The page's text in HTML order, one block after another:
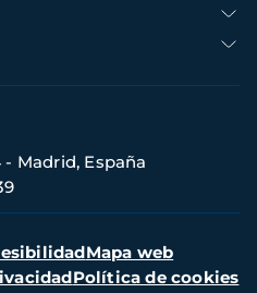
Madrid, España
Mapa web
Política de cookies